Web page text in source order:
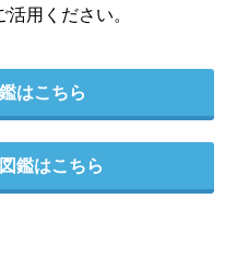
用ください。
はこちら
鑑はこちら